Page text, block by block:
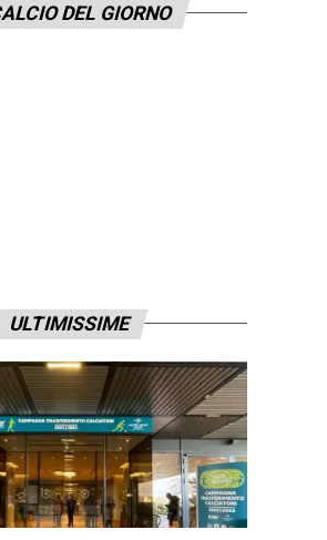
DEL GIORNO
ULTIMISSIME